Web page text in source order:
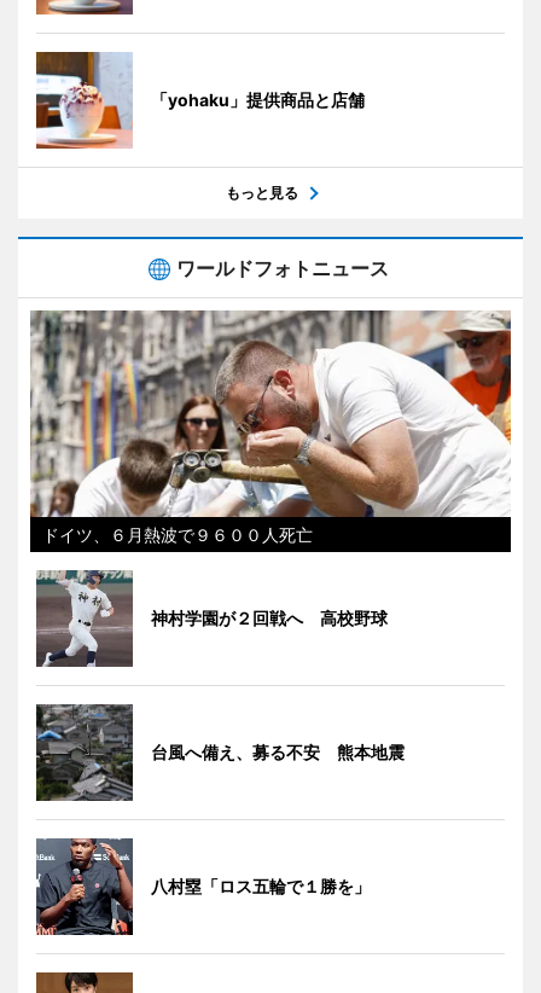
「yohaku」提供商品と店舗
もっと見る
ワールドフォトニュース
ドイツ、６月熱波で９６００人死亡
神村学園が２回戦へ 高校野球
台風へ備え、募る不安 熊本地震
八村塁「ロス五輪で１勝を」